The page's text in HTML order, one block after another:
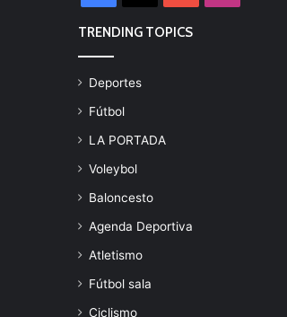
TRENDING TOPICS
Deportes
Fútbol
LA PORTADA
Voleybol
Baloncesto
Agenda Deportiva
Atletismo
Fútbol sala
Ciclismo